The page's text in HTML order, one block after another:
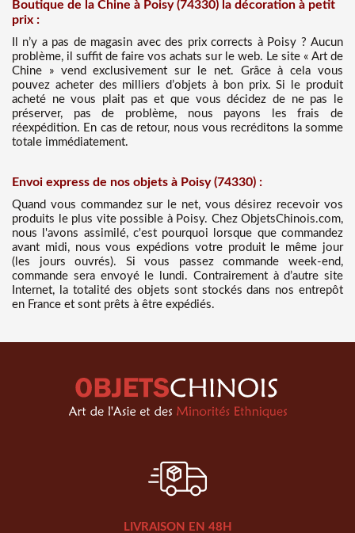
Boutique de la Chine à Poisy (74330) la décoration à petit
prix :
Il n’y a pas de magasin avec des prix corrects à Poisy ? Aucun
problème, il suffit de faire vos achats sur le web. Le site « Art de
Chine » vend exclusivement sur le net. Grâce à cela vous
pouvez acheter des milliers d’objets à bon prix. Si le produit
acheté ne vous plait pas et que vous décidez de ne pas le
préserver, pas de problème, nous payons les frais de
réexpédition. En cas de retour, nous vous recréditons la somme
totale immédiatement.
Envoi express de nos objets à Poisy (74330) :
Quand vous commandez sur le net, vous désirez recevoir vos
produits le plus vite possible à Poisy. Chez ObjetsChinois.com,
nous l'avons assimilé, c'est pourquoi lorsque que commandez
avant midi, nous vous expédions votre produit le même jour
(les jours ouvrés). Si vous passez commande week-end,
commande sera envoyé le lundi. Contrairement à d’autre site
Internet, la totalité des objets sont stockés dans nos entrepôt
en France et sont prêts à être expédiés.
LIVRAISON EN 48H